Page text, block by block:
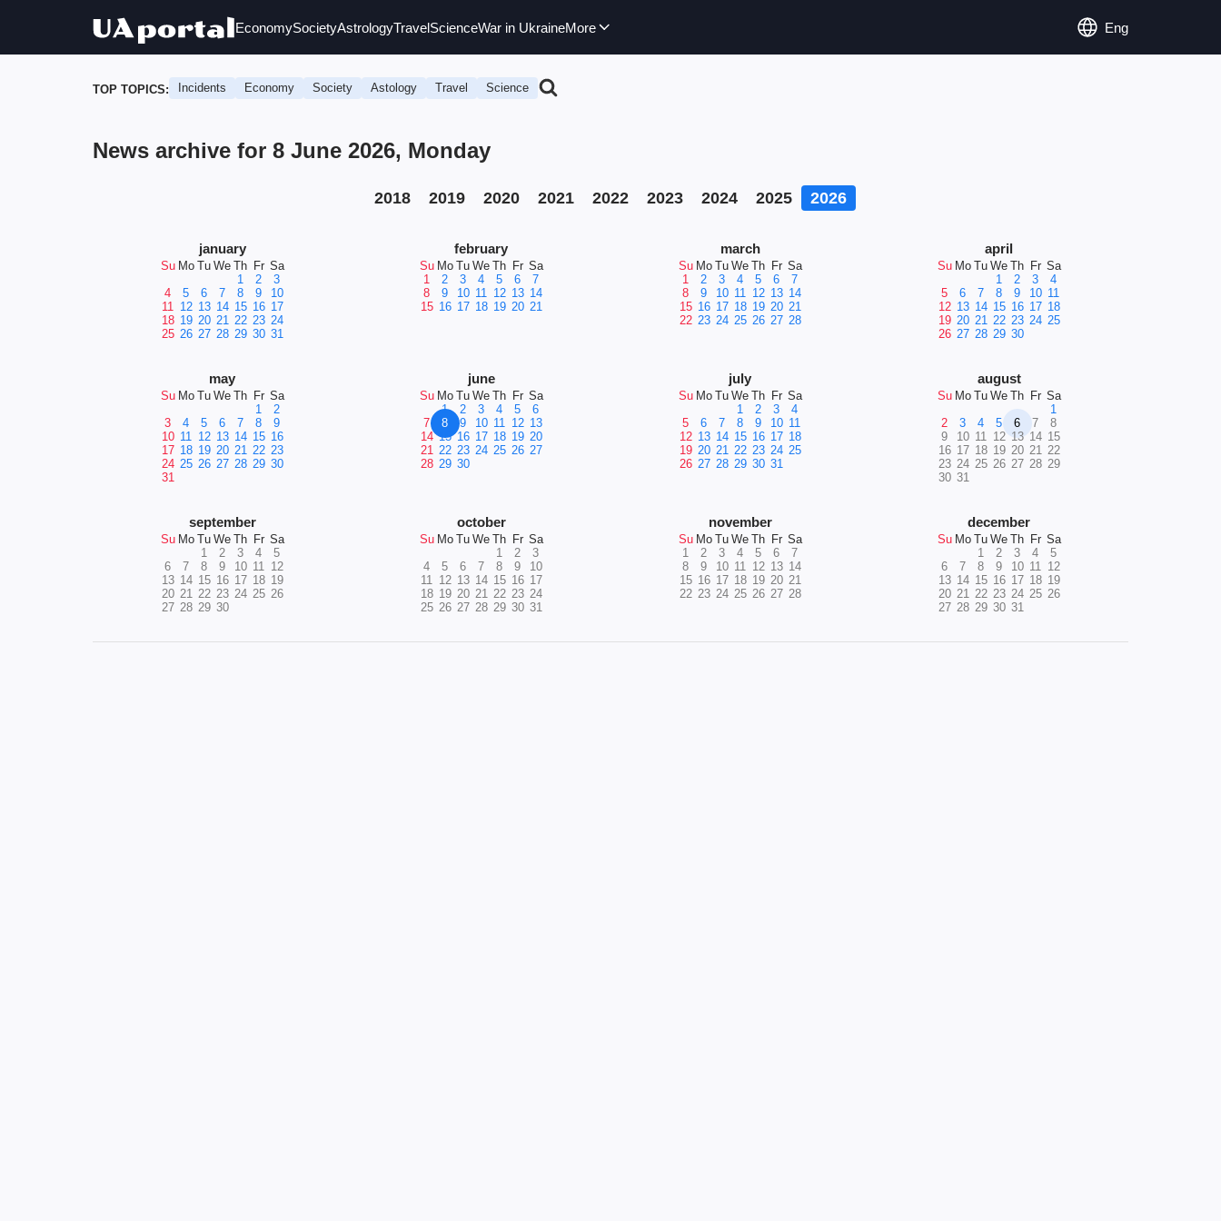
EconomySocietyAstrologyTravelScienceWar in UkraineMore Eng
TOP TOPICS: Incidents Economy Society Astology Travel Science
News archive for 8 June 2026, Monday
2018 2019 2020 2021 2022 2023 2024 2025 2026
january
Su Mo Tu We Th Fr Sa
1
2
3
4
5 6 7 8 9
10
11 12 13 14 15 16 17
18 19 20 21 22 23 24
25 26 27 28 29 30 31
february
Su Mo Tu We Th Fr Sa
1
2 3 4 5 6
7
8
9 10 11 12 13 14
15 16 17 18 19 20 21
march
Su Mo Tu We Th Fr Sa
1
2 3 4 5 6
7
8
9 10 11 12 13 14
15 16 17 18 19 20 21
22 23 24 25 26 27 28
april
Su Mo Tu We Th Fr Sa
1
2 3
4
5
6 7 8 9 10 11
12 13 14 15 16 17 18
19 20 21 22 23 24 25
26 27 28 29 30
may
Su Mo Tu We Th Fr Sa
1
2
3
4 5 6 7 8
9
10 11 12 13 14 15 16
17 18 19 20 21 22 23
24 25 26 27 28 29 30
31
june
Su Mo Tu We Th Fr Sa
1
2 3 4 5
6
7
8 9 10 11 12 13
14 15 16 17 18 19 20
21 22 23 24 25 26 27
28 29 30
july
Su Mo Tu We Th Fr Sa
1
2 3
4
5
6 7 8 9 10 11
12 13 14 15 16 17 18
19 20 21 22 23 24 25
26 27 28 29 30 31
august
Su Mo Tu We Th Fr Sa
1
2
3 4 5 6 7
8
9
10 11 12 13 14 15
16 17 18 19 20 21 22
23 24 25 26 27 28 29
30 31
september
Su Mo Tu We Th Fr Sa
1
2 3 4
5
6
7 8 9 10 11 12
13 14 15 16 17 18 19
20 21 22 23 24 25 26
27 28 29 30
october
Su Mo Tu We Th Fr Sa
1
2
3
4
5 6 7 8 9
10
11 12 13 14 15 16 17
18 19 20 21 22 23 24
25 26 27 28 29 30 31
november
Su Mo Tu We Th Fr Sa
1
2 3 4 5 6
7
8
9 10 11 12 13 14
15 16 17 18 19 20 21
22 23 24 25 26 27 28
december
Su Mo Tu We Th Fr Sa
1
2 3 4
5
6
7 8 9 10 11 12
13 14 15 16 17 18 19
20 21 22 23 24 25 26
27 28 29 30 31